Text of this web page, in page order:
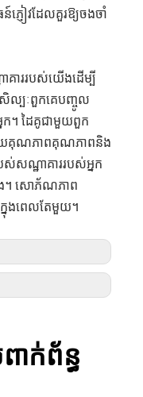
ភ្ញៀវដែលគួរឱ្យចងចាំ
គាររបស់យើងដើម្បី
សិល្បៈពួកគេបញ្ចូល
ក។ ដៃគូជាមួយពួក
ាយគុណភាពគុណភាពនិង
ស់សណ្ឋាគាររបស់អ្នក
ែង។ សោភ័ណភាព
ក្នុងពេលតែមួយ។
ក់ព័ន្ធ